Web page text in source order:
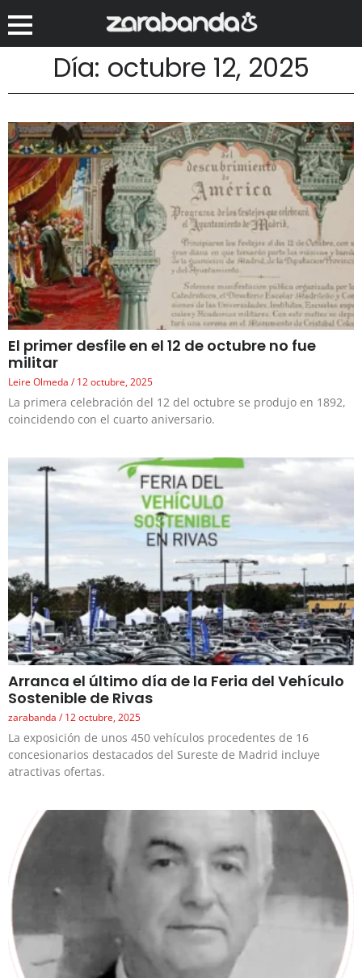
Día: octubre 12, 2025
El primer desfile en el 12 de octubre no fue
militar
Leire Olmeda 12 octubre, 2025
La primera celebración del 12 del octubre se produjo en 1892,
coincidendo con el cuarto aniversario.
Arranca el último día de la Feria del Vehículo
Sostenible de Rivas
zarabanda 12 octubre, 2025
La exposición de unos 450 vehículos procedentes de 16
concesionarios destacados del Sureste de Madrid incluye
atractivas ofertas.